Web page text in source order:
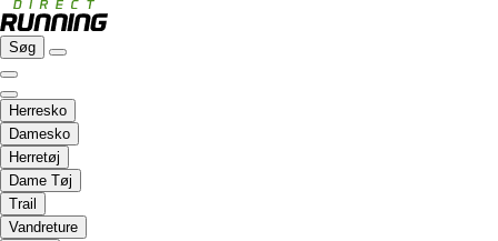
Søg
Herresko
Damesko
Herretøj
Dame Tøj
Trail
Vandreture